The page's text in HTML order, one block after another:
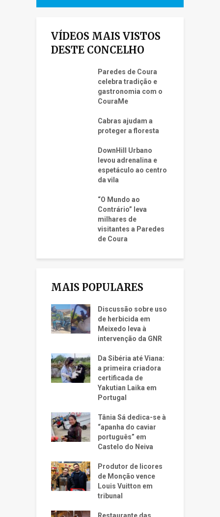
VÍDEOS MAIS VISTOS
DESTE CONCELHO
Paredes de Coura
celebra tradição e
gastronomia com o
CouraMe
Cabras ajudam a
proteger a floresta
DownHill Urbano
levou adrenalina e
espetáculo ao centro
da vila
“O Mundo ao
Contrário” leva
milhares de
visitantes a Paredes
de Coura
MAIS POPULARES
Discussão sobre uso
de herbicida em
Meixedo leva à
intervenção da GNR
Da Sibéria até Viana:
a primeira criadora
certificada de
Yakutian Laika em
Portugal
Tânia Sá dedica-se à
“apanha do caviar
português” em
Castelo do Neiva
Produtor de licores
de Monção vence
Louis Vuitton em
tribunal